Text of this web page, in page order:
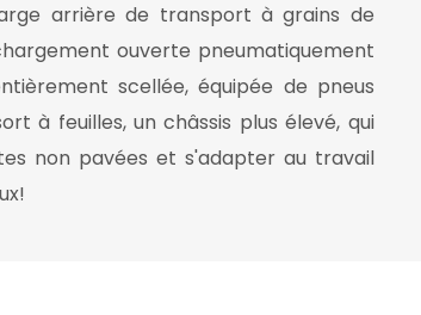
arrière de transport à grains de
ouverte pneumatiquement
scellée, équipée de pneus
à feuilles, un châssis plus élevé, qui
non pavées et s'adapter au travail